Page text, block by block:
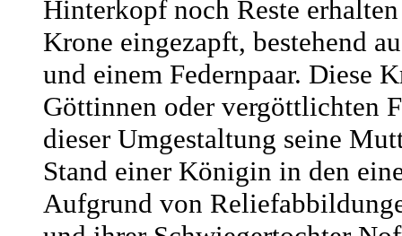
Hinterkopf noch Reste
Krone eingezapft, bestehend
und einem Federnpaar. Diese
Göttinnen oder vergöttlichten
dieser Umgestaltung seine
Stand einer Königin in den
Aufgrund von